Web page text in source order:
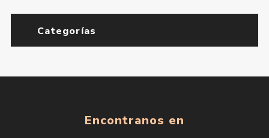
Categorías
Encontranos en